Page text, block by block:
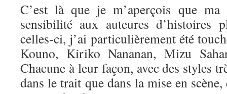
C’est là que je m’aperçois que
sensibilité aux auteures d’histoires
celles-ci, j’ai particulièrement été
Kouno, Kiriko Nananan, Mizu
Chacune à leur façon, avec des styles
dans le trait que dans la mise en